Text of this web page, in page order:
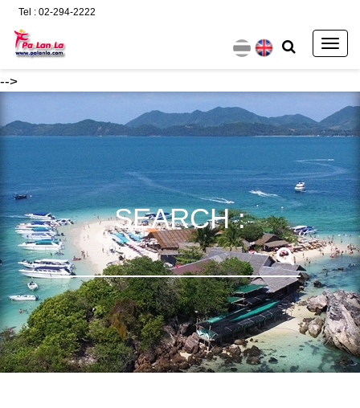
-->
Tel : 02-294-2222
SEARCH :